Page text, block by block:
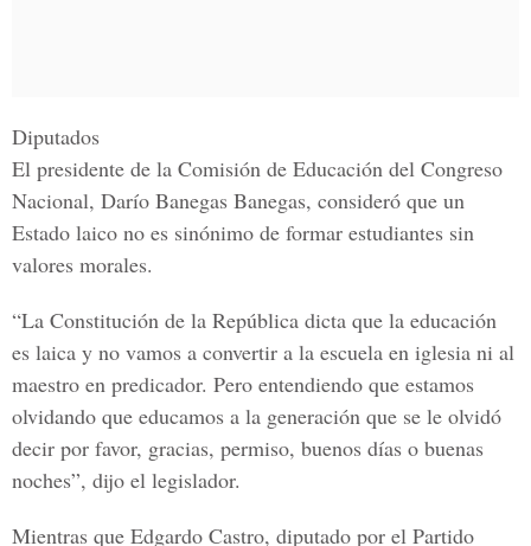
Diputados
El presidente de la Comisión de Educación del Congreso
Nacional, Darío Banegas Banegas, consideró que un
Estado laico no es sinónimo de formar estudiantes sin
valores morales.
“La Constitución de la República dicta que la educación
es laica y no vamos a convertir a la escuela en iglesia ni al
maestro en predicador. Pero entendiendo que estamos
olvidando que educamos a la generación que se le olvidó
decir por favor, gracias, permiso, buenos días o buenas
noches”, dijo el legislador.
Mientras que Edgardo Castro, diputado por el Partido